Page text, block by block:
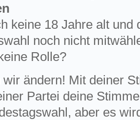
keine 18 Jahre alt und
noch nicht
Rolle?
wir ändern! Mit deiner
Partei deine
aber es